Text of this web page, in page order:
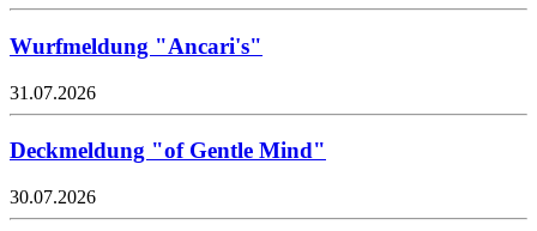
Wurfmeldung "Ancari's"
31.07.2026
Deckmeldung "of Gentle Mind"
30.07.2026